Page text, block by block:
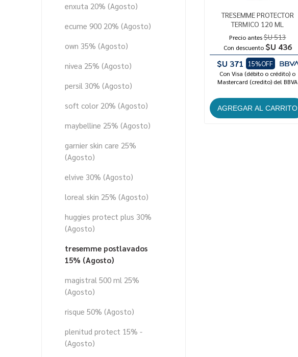
TRESEMME PROTECTOR
TERMICO 120 ML
Precio antes$U 513
Con descuento $U 436
$U 371
15%OFF
Con Visa (débito o crédito) o
Mastercard (credito) del BBVA
enxuta 20% (Agosto)
ecume 900 20% (Agosto)
own 35% (Agosto)
nivea 25% (Agosto)
persil 30% (Agosto)
soft color 20% (Agosto)
maybelline 25% (Agosto)
garnier skin care 25%
(Agosto)
elvive 30% (Agosto)
loreal skin 25% (Agosto)
huggies protect plus 30%
(Agosto)
tresemme postlavados
15% (Agosto)
magistral 500 ml 25%
(Agosto)
risque 50% (Agosto)
plenitud protect 15% -
(Agosto)